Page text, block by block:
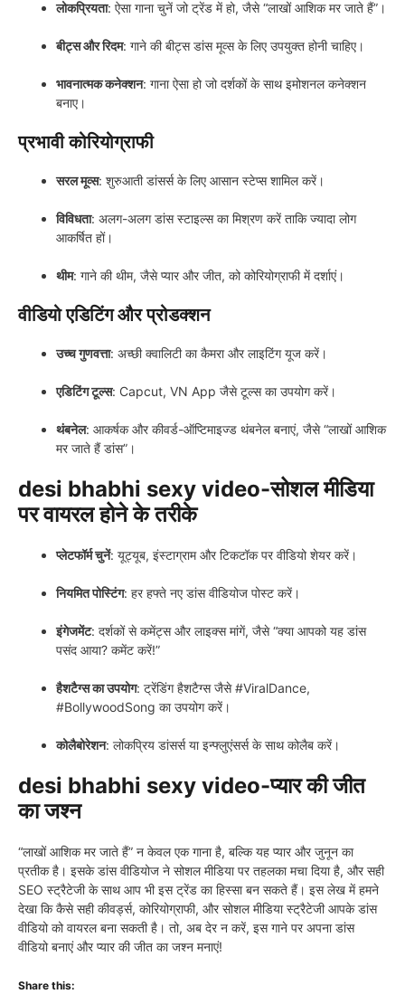
लोकप्रियता: ऐसा गाना चुनें जो ट्रेंड में हो, जैसे “लाखों आशिक मर जाते हैं”।
बीट्स और रिदम: गाने की बीट्स डांस मूव्स के लिए उपयुक्त होनी चाहिए।
भावनात्मक कनेक्शन: गाना ऐसा हो जो दर्शकों के साथ इमोशनल कनेक्शन
बनाए।
प्रभावी कोरियोग्राफी
सरल मूव्स: शुरुआती डांसर्स के लिए आसान स्टेप्स शामिल करें।
विविधता: अलग-अलग डांस स्टाइल्स का मिश्रण करें ताकि ज्यादा लोग
आकर्षित हों।
थीम: गाने की थीम, जैसे प्यार और जीत, को कोरियोग्राफी में दर्शाएं।
वीडियो एडिटिंग और प्रोडक्शन
उच्च गुणवत्ता: अच्छी क्वालिटी का कैमरा और लाइटिंग यूज करें।
एडिटिंग टूल्स: Capcut, VN App जैसे टूल्स का उपयोग करें।
थंबनेल: आकर्षक और कीवर्ड-ऑप्टिमाइज्ड थंबनेल बनाएं, जैसे “लाखों आशिक
मर जाते हैं डांस”।
desi bhabhi sexy video-सोशल मीडिया
पर वायरल होने के तरीके
प्लेटफॉर्म चुनें: यूट्यूब, इंस्टाग्राम और टिकटॉक पर वीडियो शेयर करें।
नियमित पोस्टिंग: हर हफ्ते नए डांस वीडियोज पोस्ट करें।
इंगेजमेंट: दर्शकों से कमेंट्स और लाइक्स मांगें, जैसे “क्या आपको यह डांस
पसंद आया? कमेंट करें!”
हैशटैग्स का उपयोग: ट्रेंडिंग हैशटैग्स जैसे #ViralDance,
#BollywoodSong का उपयोग करें।
कोलैबोरेशन: लोकप्रिय डांसर्स या इन्फ्लुएंसर्स के साथ कोलैब करें।
desi bhabhi sexy video-प्यार की जीत
का जश्न
“लाखों आशिक मर जाते हैं” न केवल एक गाना है, बल्कि यह प्यार और जुनून का
प्रतीक है। इसके डांस वीडियोज ने सोशल मीडिया पर तहलका मचा दिया है, और सही
SEO स्ट्रैटेजी के साथ आप भी इस ट्रेंड का हिस्सा बन सकते हैं। इस लेख में हमने
देखा कि कैसे सही कीवर्ड्स, कोरियोग्राफी, और सोशल मीडिया स्ट्रैटेजी आपके डांस
वीडियो को वायरल बना सकती है। तो, अब देर न करें, इस गाने पर अपना डांस
वीडियो बनाएं और प्यार की जीत का जश्न मनाएं!
Share this: